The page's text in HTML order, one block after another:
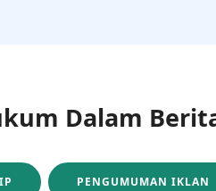
Dalam
PENGUMUMAN IKLAN